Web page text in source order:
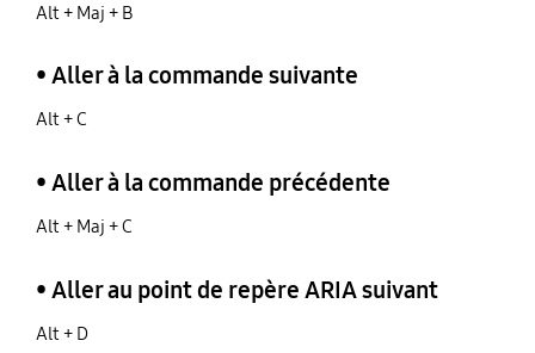
Alt + Maj + B
• Aller à la commande suivante
Alt + C
• Aller à la commande précédente
Alt + Maj + C
• Aller au point de repère ARIA suivant
Alt + D